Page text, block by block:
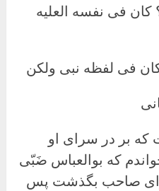
کان فی نفسه العلیه
فی لفظه نبی ولکن
که بر در سرای او
که بوالعباس ضَبّی
صاحب بگذشت پس